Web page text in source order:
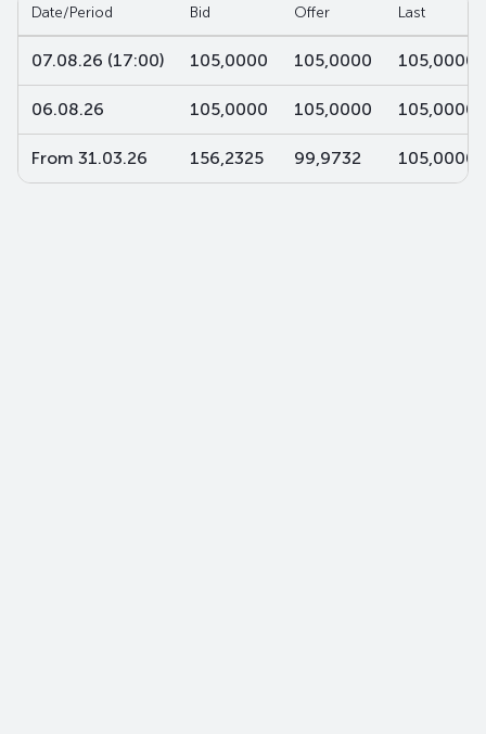
Date/Period Bid Offer Last
07.08.26 (17:00) 105,0000 105,0000 105,0000
06.08.26 105,0000 105,0000 105,0000
From 31.03.26 156,2325 99,9732 105,0000